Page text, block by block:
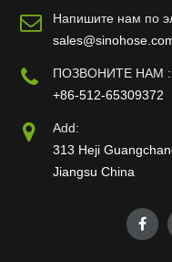
Напишите нам по
ПОЗВОНИТЕ НАМ :
+86-512-65309372
Add:
313 Heji
Jiangsu China